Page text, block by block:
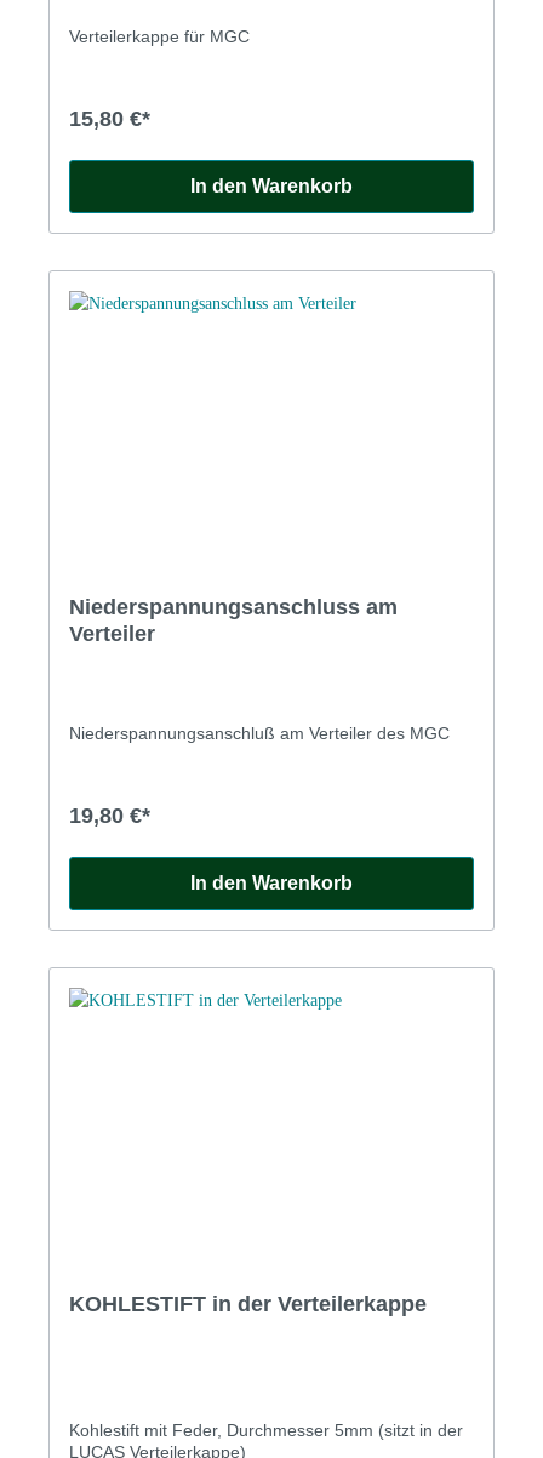
Verteilerkappe für MGC
15,80 €*
In den Warenkorb
Niederspannungsanschluss am
Verteiler
Niederspannungsanschluß am Verteiler des MGC
19,80 €*
In den Warenkorb
KOHLESTIFT in der Verteilerkappe
Kohlestift mit Feder, Durchmesser 5mm (sitzt in der
LUCAS Verteilerkappe)